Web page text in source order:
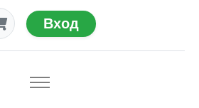
Вход